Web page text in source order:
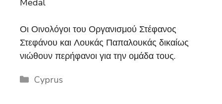
Medal
Οι Οινολόγοι του Οργανισμού Στέφανος
Στεφάνου και Λουκάς Παπαλουκάς δικαίως
νιώθουν περήφανοι για την ομάδα τους.
Categories
Cyprus